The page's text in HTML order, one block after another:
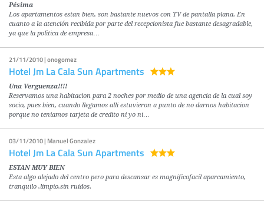
Pésima
Los apartamentos estan bien, son bastante nuevos con TV de pantalla plana. En
cuanto a la atención recibida por parte del recepcionista fue bastante desagradable,
ya que la polìtica de empresa…
21/11/2010 | onogomez
Hotel Jm La Cala Sun Apartments
Una Verguenza!!!!
Reservamos una habitacion para 2 noches por medio de una agencia de la cual soy
socio, pues bien, cuando llegamos alli estuvieron a punto de no darnos habitacion
porque no teniamos tarjeta de credito ni yo ni…
03/11/2010 | Manuel Gonzalez
Hotel Jm La Cala Sun Apartments
ESTAN MUY BIEN
Esta algo alejado del centro pero para descansar es magnificofacil aparcamiento,
tranquilo ,limpio,sin ruidos.